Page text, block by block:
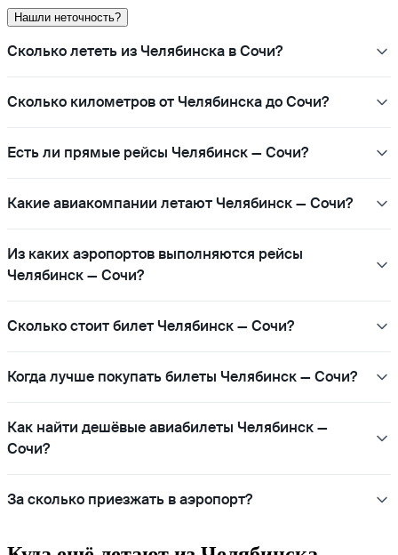
Нашли неточность?
Сколько лететь из Челябинска в Сочи?
Сколько километров от Челябинска до Сочи?
Есть ли прямые рейсы Челябинск — Сочи?
Какие авиакомпании летают Челябинск — Сочи?
Из каких аэропортов выполняются рейсы
Челябинск — Сочи?
Сколько стоит билет Челябинск — Сочи?
Когда лучше покупать билеты Челябинск — Сочи?
Как найти дешёвые авиабилеты Челябинск —
Сочи?
За сколько приезжать в аэропорт?